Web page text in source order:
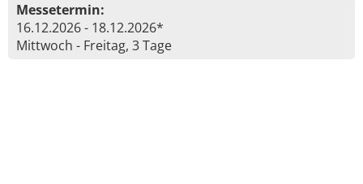
Messetermin:
16.12.2026 - 18.12.2026*
Mittwoch - Freitag, 3 Tage